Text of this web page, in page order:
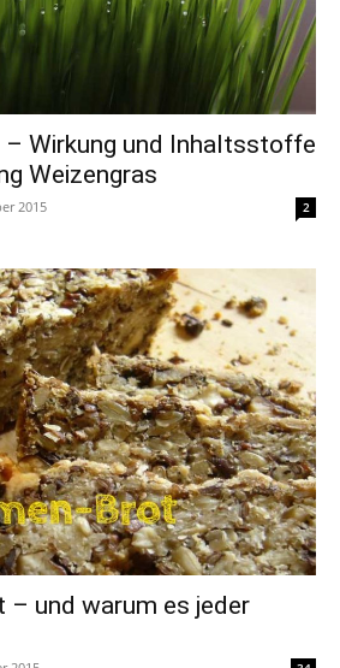
Wirkung und Inhaltsstoffe
Weizengras
2015 2
– und warum es jeder